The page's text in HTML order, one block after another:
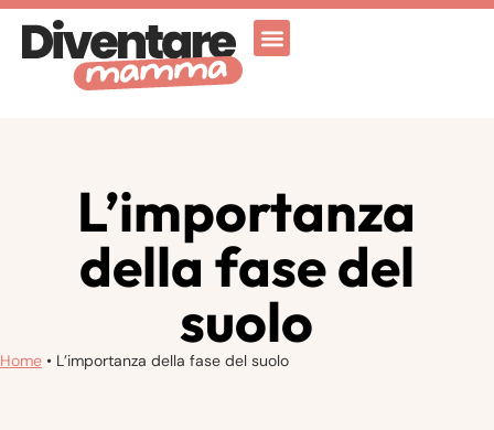
L’importanza
della fase del
suolo
Home • L’importanza della fase del suolo